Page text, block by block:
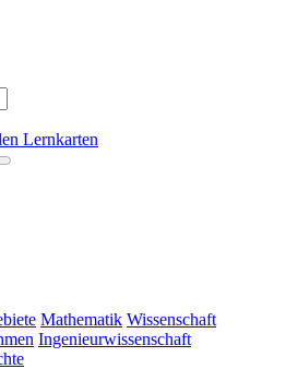
Lernkarten
Mathematik Wissenschaft
Ingenieurwissenschaft